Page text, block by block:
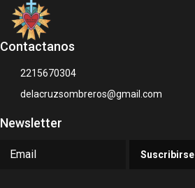
Contactanos
2215670304
delacruzsombreros@gmail.com
Newsletter
Suscribirse